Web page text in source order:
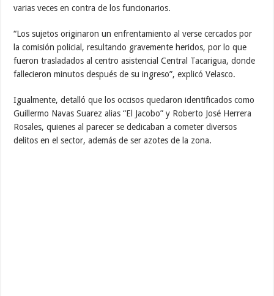
varias veces en contra de los funcionarios.
“Los sujetos originaron un enfrentamiento al verse cercados por
la comisión policial, resultando gravemente heridos, por lo que
fueron trasladados al centro asistencial Central Tacarigua, donde
fallecieron minutos después de su ingreso”, explicó Velasco.
Igualmente, detalló que los occisos quedaron identificados como
Guillermo Navas Suarez alias “El Jacobo” y Roberto José Herrera
Rosales, quienes al parecer se dedicaban a cometer diversos
delitos en el sector, además de ser azotes de la zona.